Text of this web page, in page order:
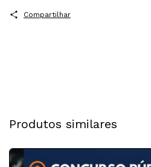
Compartilhar
Produtos similares